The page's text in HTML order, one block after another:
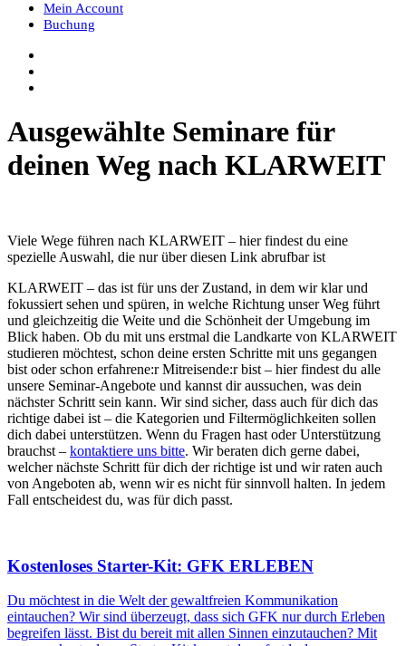
Mein Account
Buchung
Ausgewählte Seminare für
deinen Weg nach KLARWEIT
Viele Wege führen nach KLARWEIT – hier findest du eine
spezielle Auswahl, die nur über diesen Link abrufbar ist
KLARWEIT – das ist für uns der Zustand, in dem wir klar und
fokussiert sehen und spüren, in welche Richtung unser Weg führt
und gleichzeitig die Weite und die Schönheit der Umgebung im
Blick haben. Ob du mit uns erstmal die Landkarte von KLARWEIT
studieren möchtest, schon deine ersten Schritte mit uns gegangen
bist oder schon erfahrene:r Mitreisende:r bist – hier findest du alle
unsere Seminar-Angebote und kannst dir aussuchen, was dein
nächster Schritt sein kann. Wir sind sicher, dass auch für dich das
richtige dabei ist – die Kategorien und Filtermöglichkeiten sollen
dich dabei unterstützen. Wenn du Fragen hast oder Unterstützung
brauchst – kontaktiere uns bitte. Wir beraten dich gerne dabei,
welcher nächste Schritt für dich der richtige ist und wir raten auch
von Angeboten ab, wenn wir es nicht für sinnvoll halten. In jedem
Fall entscheidest du, was für dich passt.
Kostenloses Starter-Kit: GFK ERLEBEN
Du möchtest in die Welt der gewaltfreien Kommunikation
eintauchen? Wir sind überzeugt, dass sich GFK nur durch Erleben
begreifen lässt. Bist du bereit mit allen Sinnen einzutauchen? Mit